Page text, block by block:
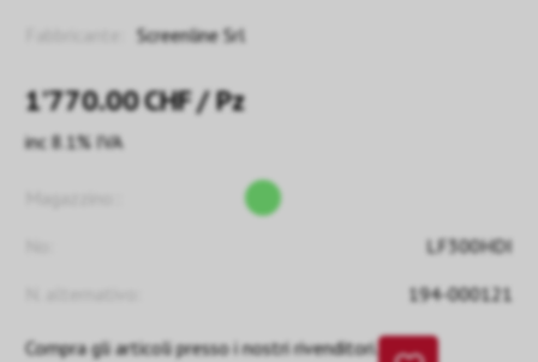
Screenline Srl
1’770.00CHF/ Pz
inc 8.1% IVA
LF300HDI
194-000121
Compra gli articoli presso i nostri rivenditori.